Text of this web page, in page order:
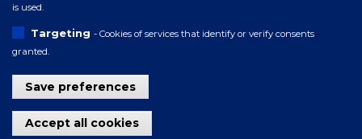
is used.
Targeting - Cookies of services that identify or verify consents
granted.
Save preferences
Accept all cookies